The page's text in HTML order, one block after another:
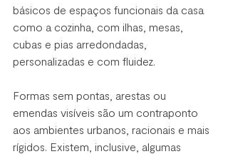
básicos de espaços funcionais da casa
como a cozinha, com ilhas, mesas,
cubas e pias arredondadas,
personalizadas e com fluidez.
Formas sem pontas, arestas ou
emendas visíveis são um contraponto
aos ambientes urbanos, racionais e mais
rígidos. Existem, inclusive, algumas